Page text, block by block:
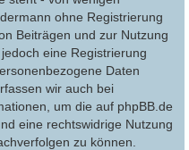
ohne Registrierung
Beiträgen und zur Nutzung
eine Registrierung
Daten
wir auch bei
um die auf phpBB.de
eine rechtswidrige Nutzung
zu können.